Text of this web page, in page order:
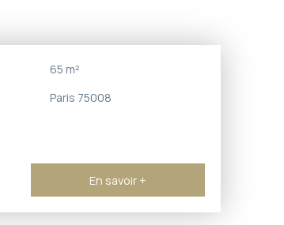
65 m²
Paris 75008
En savoir +